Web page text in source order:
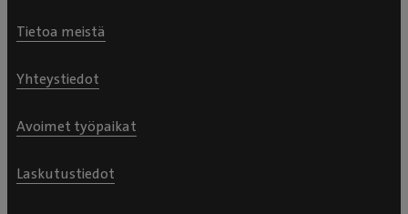
Tietoa meistä
Yhteystiedot
Avoimet työpaikat
Laskutustiedot